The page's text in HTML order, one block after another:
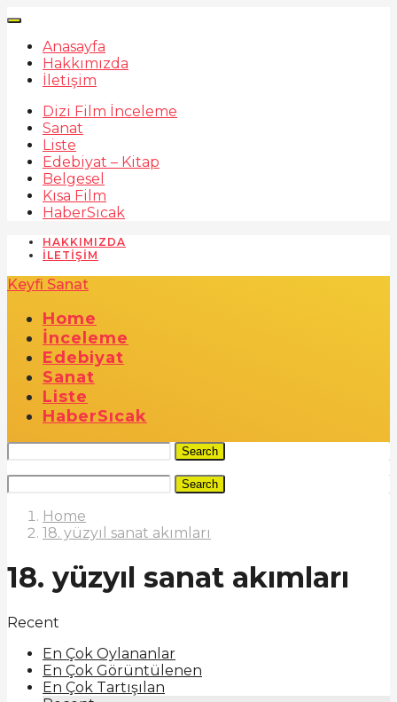
Anasayfa
Hakkımızda
İletişim
Dizi Film İnceleme
Sanat
Liste
Edebiyat – Kitap
Belgesel
Kısa Film
HaberSıcak
HAKKIMIZDA
İLETIŞIM
Keyfi Sanat
Home
İnceleme
Edebiyat
Sanat
Liste
HaberSıcak
Search
Search
Home
18. yüzyıl sanat akımları
18. yüzyıl sanat akımları
Recent
En Çok Oylananlar
En Çok Görüntülenen
En Çok Tartışılan